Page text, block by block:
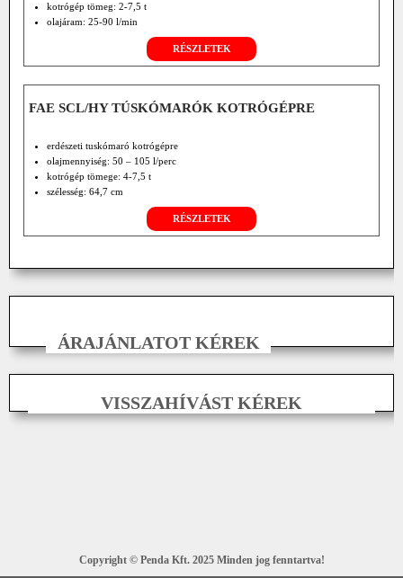
kotrógép tömeg: 2-7,5 t
olajáram: 25-90 l/min
RÉSZLETEK
FAE SCL/HY TÚSKÓMARÓK KOTRÓGÉPRE
erdészeti tuskómaró kotrógépre
olajmennyiség: 50 – 105 l/perc
kotrógép tömege: 4-7,5 t
szélesség: 64,7 cm
RÉSZLETEK
ÁRAJÁNLATOT KÉREK
VISSZAHÍVÁST KÉREK
Copyright © Penda Kft. 2025 Minden jog fenntartva!